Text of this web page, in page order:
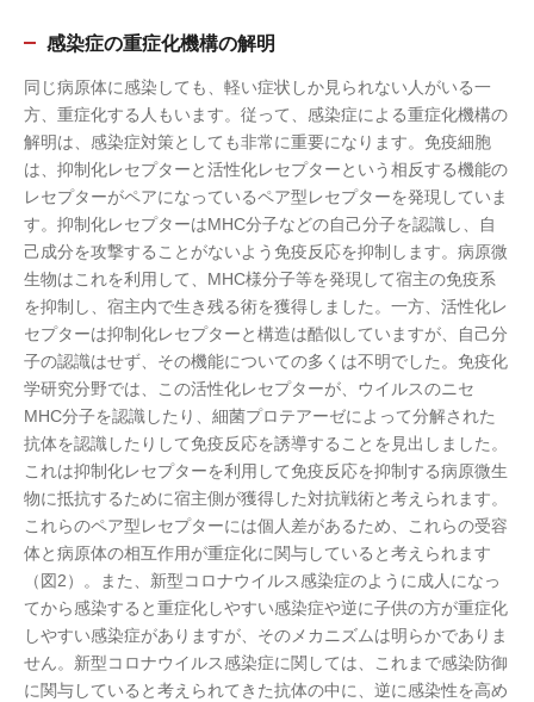
感染症の重症化機構の解明
同じ病原体に感染しても、軽い症状しか見られない人がいる一
方、重症化する人もいます。従って、感染症による重症化機構の
解明は、感染症対策としても非常に重要になります。免疫細胞
は、抑制化レセプターと活性化レセプターという相反する機能の
レセプターがペアになっているペア型レセプターを発現していま
す。抑制化レセプターはMHC分子などの自己分子を認識し、自
己成分を攻撃することがないよう免疫反応を抑制します。病原微
生物はこれを利用して、MHC様分子等を発現して宿主の免疫系
を抑制し、宿主内で生き残る術を獲得しました。一方、活性化レ
セプターは抑制化レセプターと構造は酷似していますが、自己分
子の認識はせず、その機能についての多くは不明でした。免疫化
学研究分野では、この活性化レセプターが、ウイルスのニセ
MHC分子を認識したり、細菌プロテアーゼによって分解された
抗体を認識したりして免疫反応を誘導することを見出しました。
これは抑制化レセプターを利用して免疫反応を抑制する病原微生
物に抵抗するために宿主側が獲得した対抗戦術と考えられます。
これらのペア型レセプターには個人差があるため、これらの受容
体と病原体の相互作用が重症化に関与していると考えられます
（図2）。また、新型コロナウイルス感染症のように成人になっ
てから感染すると重症化しやすい感染症や逆に子供の方が重症化
しやすい感染症がありますが、そのメカニズムは明らかでありま
せん。新型コロナウイルス感染症に関しては、これまで感染防御
に関与していると考えられてきた抗体の中に、逆に感染性を高め